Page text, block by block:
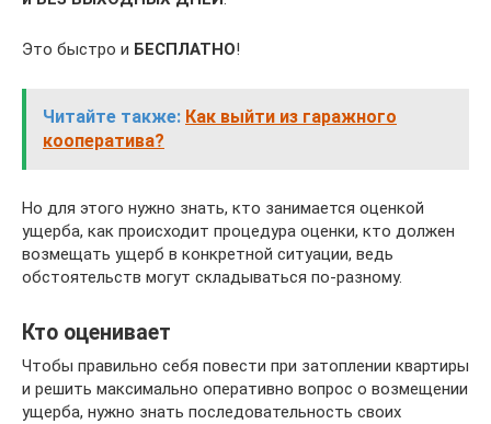
Это быстро и БЕСПЛАТНО!
Читайте также: Как выйти из гаражного
кооператива?
Но для этого нужно знать, кто занимается оценкой
ущерба, как происходит процедура оценки, кто должен
возмещать ущерб в конкретной ситуации, ведь
обстоятельств могут складываться по-разному.
Кто оценивает
Чтобы правильно себя повести при затоплении квартиры
и решить максимально оперативно вопрос о возмещении
ущерба, нужно знать последовательность своих